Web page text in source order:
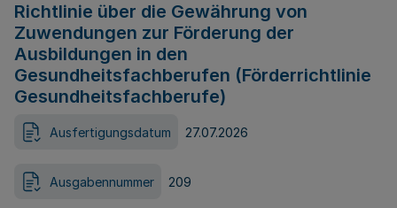
Richtlinie über die Gewährung von
Zuwendungen zur Förderung der
Ausbildungen in den
Gesundheitsfachberufen (Förderrichtlinie
Gesundheitsfachberufe)
Ausfertigungsdatum 27.07.2026
Ausgabennummer 209